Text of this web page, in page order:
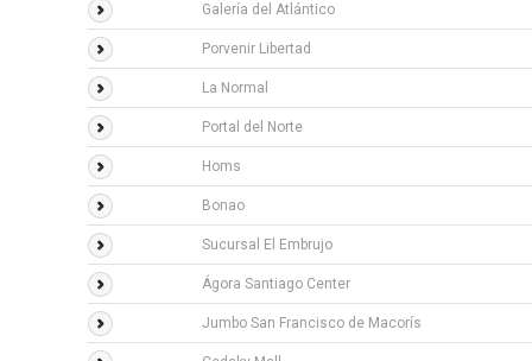
Galería del Atlántico
Porvenir Libertad
La Normal
Portal del Norte
Homs
Bonao
Sucursal El Embrujo
Ágora Santiago Center
Jumbo San Francisco de Macorís